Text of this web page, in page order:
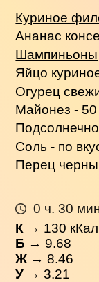
Куриное
Ананас
Шампиньоны
Яйцо
Огурец
Майонез - 50
Соль - по
Перец
0 ч. 30
К → 130
Б → 9.68
Ж → 8.46
У → 3.21